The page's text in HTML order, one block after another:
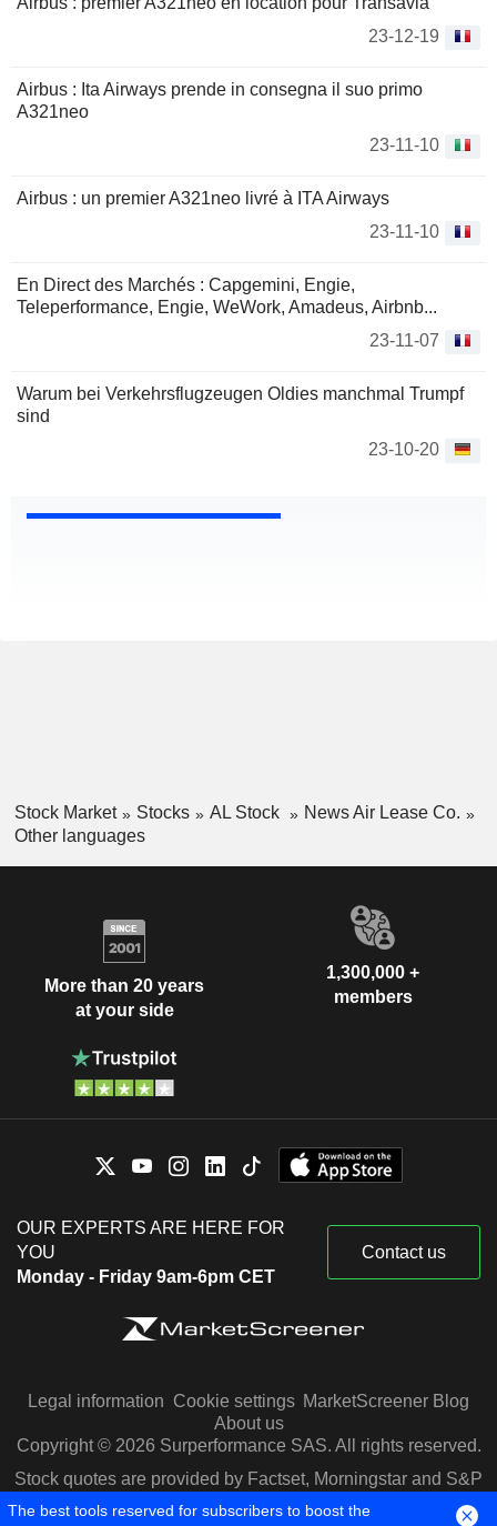
23-12-19
Airbus : Ita Airways prende in consegna il suo primo
A321neo
23-11-10
Airbus : un premier A321neo livré à ITA Airways
23-11-10
En Direct des Marchés : Capgemini, Engie,
Teleperformance, Engie, WeWork, Amadeus, Airbnb...
23-11-07
Warum bei Verkehrsflugzeugen Oldies manchmal Trumpf
sind
23-10-20
Stock Market Stocks AL Stock
News Air Lease Co.
Other languages
More than 20 years
at your side
1,300,000 +
members
OUR EXPERTS ARE HERE FOR
YOU
Monday - Friday 9am-6pm CET
Contact us
Legal information Cookie settings MarketScreener Blog
About us
Copyright © 2026 Surperformance SAS. All rights reserved.
Stock quotes are provided by Factset, Morningstar and S&P
Capital IQ
The best tools reserved for subscribers to boost the